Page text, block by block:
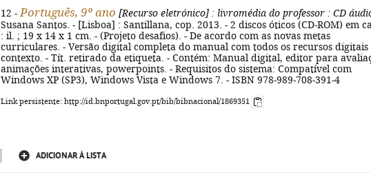
12 - Português, 9º ano [Recurso eletrónico] : livromédia do professor : CD
Susana Santos. - [Lisboa] : Santillana, cop. 2013. - 2 discos óticos (CD-ROM) em
: il. ; 19 x 14 x 1 cm. - (Projeto desafios). - De acordo com as novas metas
curriculares. - Versão digital completa do manual com todos os recursos digitais
contexto. - Tít. retirado da etiqueta. - Contém: Manual digital, editor para
animações interativas, powerpoints. - Requisitos do sistema: Compatível com
Windows XP (SP3), Windows Vista e Windows 7. - ISBN 978-989-708-391-4
Link persistente: http://id.bnportugal.gov.pt/bib/bibnacional/1869351
ADICIONAR À LISTA